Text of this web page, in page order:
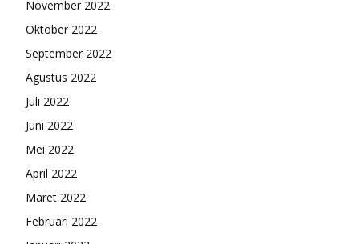
November 2022
Oktober 2022
September 2022
Agustus 2022
Juli 2022
Juni 2022
Mei 2022
April 2022
Maret 2022
Februari 2022